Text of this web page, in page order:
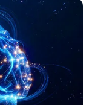
darunter auch